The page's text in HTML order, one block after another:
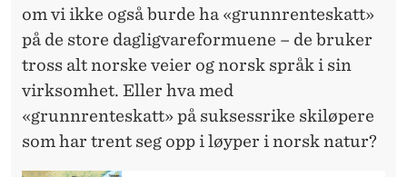
om vi ikke også burde ha «grunnrenteskatt»
på de store dagligvareformuene – de bruker
tross alt norske veier og norsk språk i sin
virksomhet. Eller hva med
«grunnrenteskatt» på suksessrike skiløpere
som har trent seg opp i løyper i norsk natur?